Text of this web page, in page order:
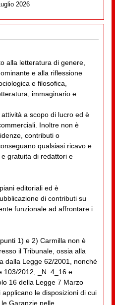
2026
alla letteratura di genere,
e alla riflessione
e filosofica,
immaginario e
a scopo di lucro ed è
Inoltre non è
contributi o
qualsiasi ricavo e
gratuita di redattori e
editoriali ed è
di contributi su
funzionale ad affrontare i
1) e 2) Carmilla non è
il Tribunale, ossia alla
dalla Legge 62/2001, nonché
103/2012, _N. 4_16 e
16 della Legge 7 Marzo
le disposizioni di cui
Garanzie nelle